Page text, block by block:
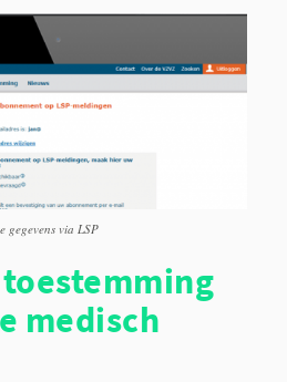
gegevens via LSP
medisch